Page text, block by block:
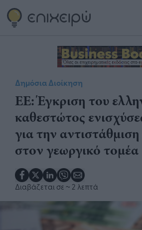
Δημόσια Διοίκηση
​ΕΕ: Έγκριση του
καθεστώτος
για την
στον γεωργικό τομέα
Διαβάζεται σε ~ 2 λεπτά